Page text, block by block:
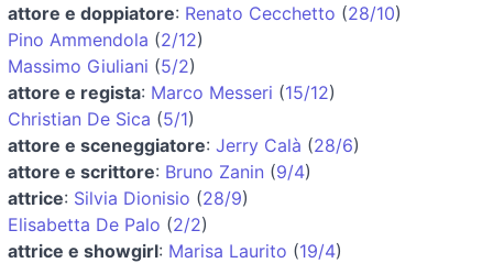
attore e doppiatore: Renato Cecchetto (28/10)
Pino Ammendola (2/12)
Massimo Giuliani (5/2)
attore e regista: Marco Messeri (15/12)
Christian De Sica (5/1)
attore e sceneggiatore: Jerry Calà (28/6)
attore e scrittore: Bruno Zanin (9/4)
attrice: Silvia Dionisio (28/9)
Elisabetta De Palo (2/2)
attrice e showgirl: Marisa Laurito (19/4)